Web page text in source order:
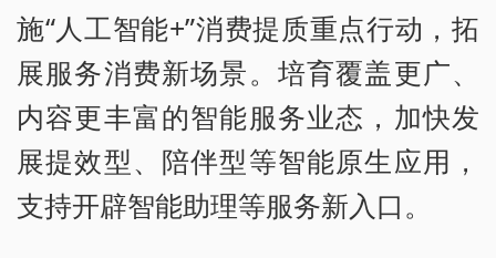
施“人工智能+”消费提质重点行动，拓
展服务消费新场景。培育覆盖更广、
内容更丰富的智能服务业态，加快发
展提效型、陪伴型等智能原生应用，
支持开辟智能助理等服务新入口。